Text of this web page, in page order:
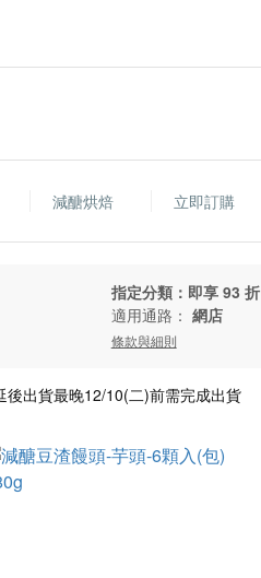
減醣烘焙 立即訂購
指定分類：即享 93 折
適用通路： 網店
條款與細則
出貨最晚12/10(二)前需完成出貨